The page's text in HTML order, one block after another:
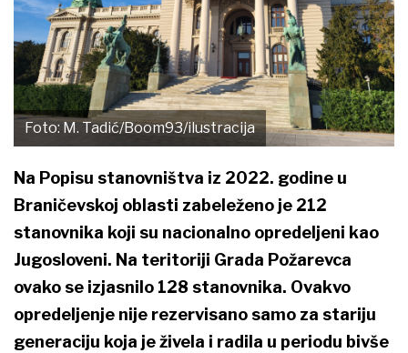
Foto: M. Tadić/Boom93/ilustracija
Na Popisu stanovništva iz 2022. godine u
Braničevskoj oblasti zabeleženo je 212
stanovnika koji su nacionalno opredeljeni kao
Jugosloveni. Na teritoriji Grada Požarevca
ovako se izjasnilo 128 stanovnika. Ovakvo
opredeljenje nije rezervisano samo za stariju
generaciju koja je živela i radila u periodu bivše